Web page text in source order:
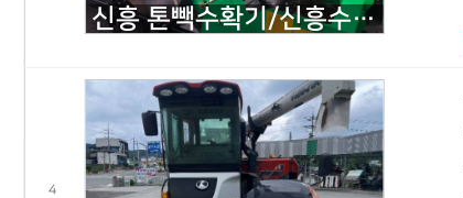
신흥 톤빽수확기/신흥수확기 1400/규격문의/신흥수확기 1400/2018년식
4